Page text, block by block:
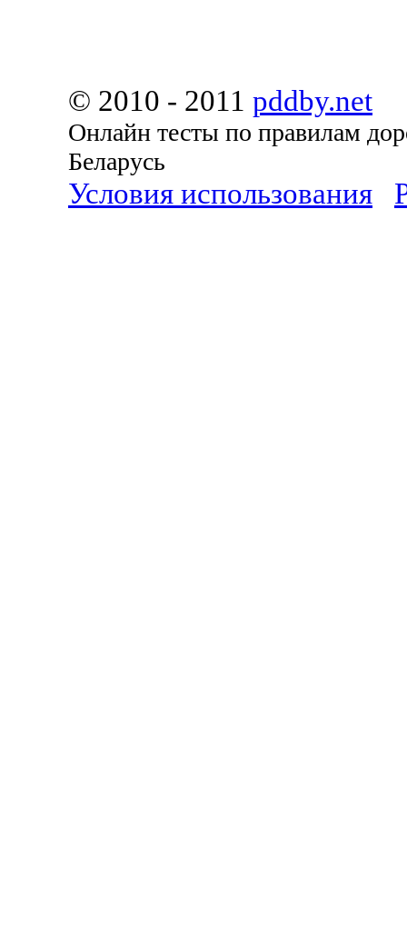
© 2010 - 2011 pddby.net
Онлайн тесты по правилам
Беларусь
Условия использования